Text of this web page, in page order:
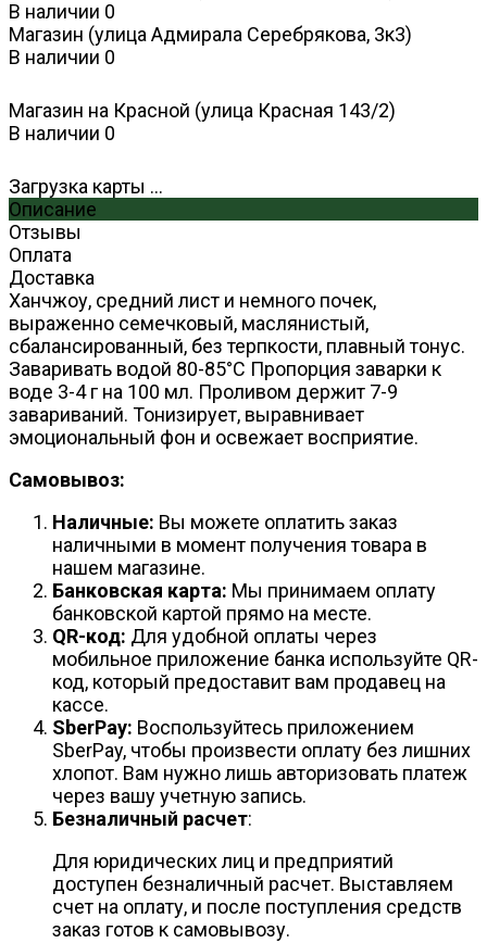
В наличии 0
Магазин (улица Адмирала Серебрякова, 3к3)
В наличии 0
Магазин на Красной (улица Красная 143/2)
В наличии 0
Загрузка карты ...
Описание
Отзывы
Оплата
Доставка
Ханчжоу, средний лист и немного почек,
выраженно семечковый, маслянистый,
сбалансированный, без терпкости, плавный тонус.
Заваривать водой 80-85°С Пропорция заварки к
воде 3-4 г на 100 мл. Проливом держит 7-9
завариваний. Тонизирует, выравнивает
эмоциональный фон и освежает восприятие.
Самовывоз:
Наличные: Вы можете оплатить заказ
наличными в момент получения товара в
нашем магазине.
Банковская карта: Мы принимаем оплату
банковской картой прямо на месте.
QR-код: Для удобной оплаты через
мобильное приложение банка используйте QR-
код, который предоставит вам продавец на
кассе.
SberPay: Воспользуйтесь приложением
SberPay, чтобы произвести оплату без лишних
хлопот. Вам нужно лишь авторизовать платеж
через вашу учетную запись.
Безналичный расчет:
Для юридических лиц и предприятий
доступен безналичный расчет. Выставляем
счет на оплату, и после поступления средств
заказ готов к самовывозу.